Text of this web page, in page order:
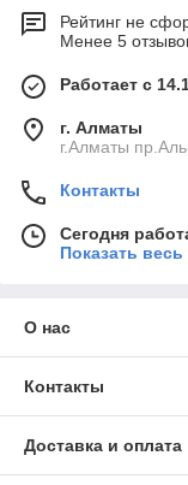
Рейтинг не
Менее 5
Работает с
г. Алматы
г.Алматы
Контакты
Сегодня
Показать
О нас
Контакты
Доставка и оплата